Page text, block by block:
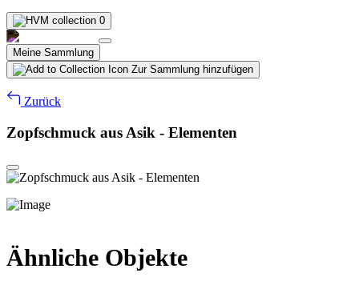
0
Meine Sammlung
Zur Sammlung hinzufügen
Zurück
Zopfschmuck aus Asik - Elementen
Ähnliche Objekte